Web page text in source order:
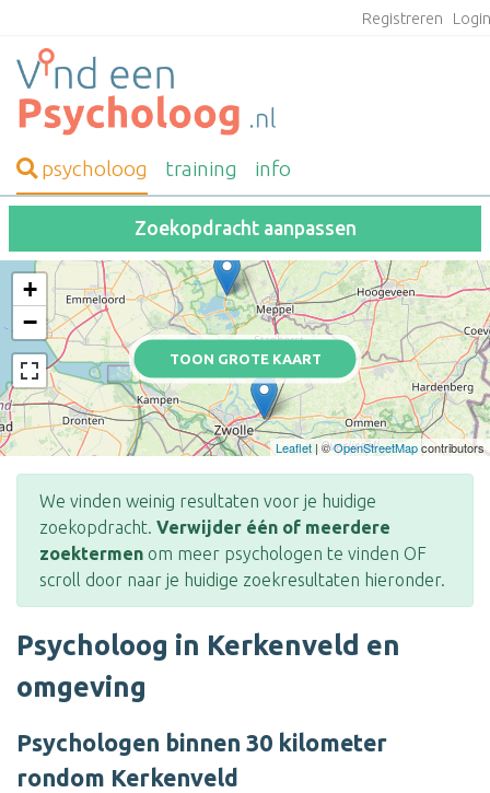
Registreren
psycholoog training info
Zoekopdracht aanpassen
TOON GROTE KAART
+
−
Leaflet | ©OpenStreetMapcontributors
We vinden weinig resultaten voor je huidige
zoekopdracht. Verwijder één of meerdere
zoektermen om meer psychologen te vinden OF
scroll door naar je huidige zoekresultaten hieronder.
Psycholoog in Kerkenveld en
omgeving
Psychologen binnen 30 kilometer
rondom Kerkenveld